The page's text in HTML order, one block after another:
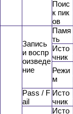
Поис
к пик
ов
Запись
и воспр
оизведе
ние
Памя
ть
Исто
чник
Режи
м
Pass / F
ail
Исто
чник
Исто